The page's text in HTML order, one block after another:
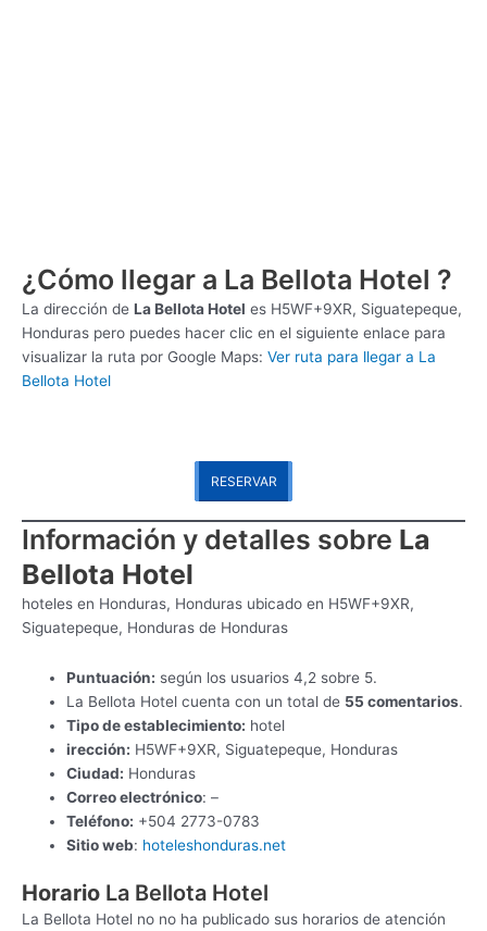
¿Cómo llegar a La Bellota Hotel ?
La dirección de La Bellota Hotel es H5WF+9XR, Siguatepeque,
Honduras pero puedes hacer clic en el siguiente enlace para
visualizar la ruta por Google Maps: Ver ruta para llegar a La
Bellota Hotel
RESERVAR
Información y detalles sobre La
Bellota Hotel
hoteles en Honduras, Honduras ubicado en H5WF+9XR,
Siguatepeque, Honduras de Honduras
Puntuación: según los usuarios 4,2 sobre 5.
La Bellota Hotel cuenta con un total de 55 comentarios.
Tipo de establecimiento: hotel
irección: H5WF+9XR, Siguatepeque, Honduras
Ciudad: Honduras
Correo electrónico: –
Teléfono: +504 2773-0783
Sitio web: hoteleshonduras.net
Horario La Bellota Hotel
La Bellota Hotel no no ha publicado sus horarios de atención